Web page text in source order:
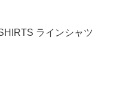
ラインシャツ